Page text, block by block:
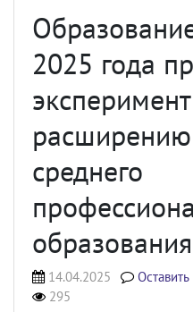
2025 года
расширению
среднего
образования
14.04.2025
295